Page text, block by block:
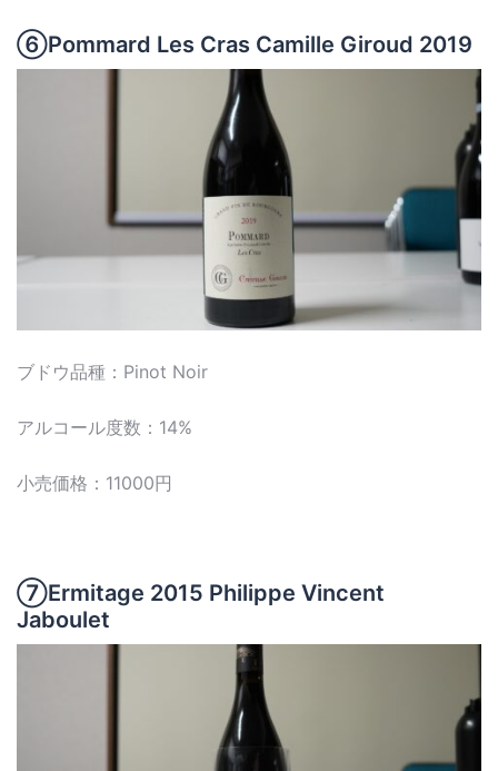
⑥Pommard Les Cras Camille Giroud 2019
ブドウ品種：Pinot Noir
アルコール度数：14%
小売価格：11000円
⑦Ermitage 2015 Philippe Vincent
Jaboulet